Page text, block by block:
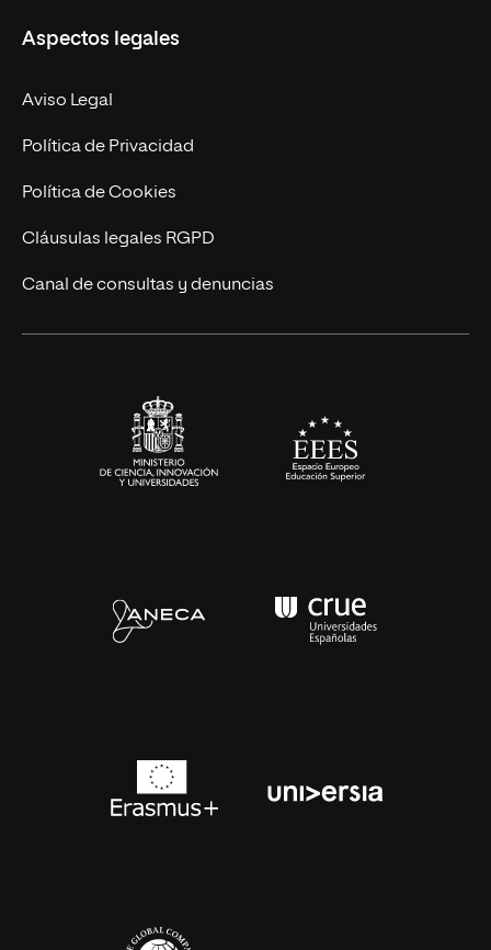
Doctorados
Experto Universitario
Postgrados
Cursos Universitarios
Facultades
Nuestro Equipo
Trabaja en UNIR
Actualidad
UNIR Revista
Eventos
Aspectos legales
Aviso Legal
Política de Privacidad
Política de Cookies
Cláusulas legales RGPD
Canal de consultas y denuncias